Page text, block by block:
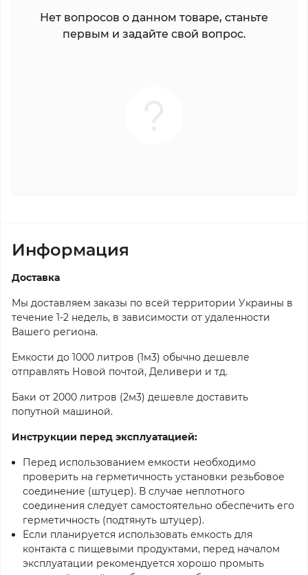
Нет вопросов о данном товаре, станьте
первым и задайте свой вопрос.
Информация
Доставка
Мы доставляем заказы по всей территории Украины в
течение 1-2 недель, в зависимости от удаленности
Вашего региона.
Емкости до 1000 литров (1м3) обычно дешевле
отправлять Новой почтой, Деливери и тд.
Баки от 2000 литров (2м3) дешевле доставить
попутной машиной.
Инструкции перед эксплуатацией:
Перед использованием емкости необходимо
проверить на герметичность установки резьбовое
соединение (штуцер). В случае неплотного
соединения следует самостоятельно обеспечить его
герметичность (подтянуть штуцер).
Если планируется использовать емкость для
контакта с пищевыми продуктами, перед началом
эксплуатации рекомендуется хорошо промыть